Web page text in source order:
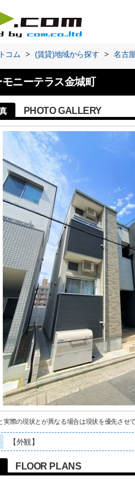
コム > (賃貸)地域から探す > 名古
モニーテラス金城町
PHOTO GALLERY
際の現状とが異なる場合は現状を優先させて
【外観】
FLOOR PLANS